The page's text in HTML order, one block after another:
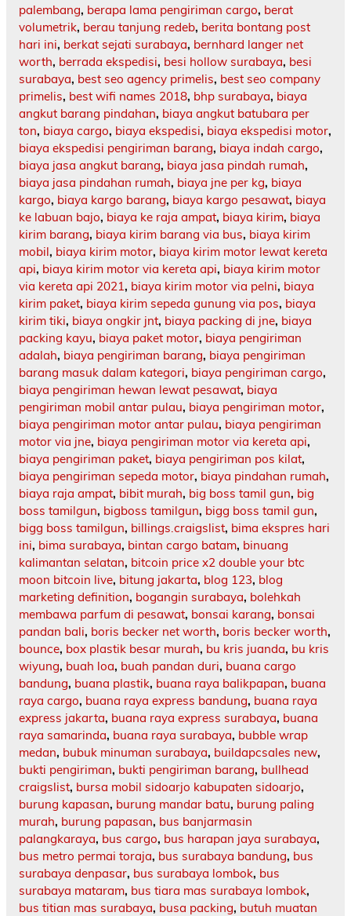
palembang, berapa lama pengiriman cargo, berat
volumetrik, berau tanjung redeb, berita bontang post
hari ini, berkat sejati surabaya, bernhard langer net
worth, berrada ekspedisi, besi hollow surabaya, besi
surabaya, best seo agency primelis, best seo company
primelis, best wifi names 2018, bhp surabaya, biaya
angkut barang pindahan, biaya angkut batubara per
ton, biaya cargo, biaya ekspedisi, biaya ekspedisi motor,
biaya ekspedisi pengiriman barang, biaya indah cargo,
biaya jasa angkut barang, biaya jasa pindah rumah,
biaya jasa pindahan rumah, biaya jne per kg, biaya
kargo, biaya kargo barang, biaya kargo pesawat, biaya
ke labuan bajo, biaya ke raja ampat, biaya kirim, biaya
kirim barang, biaya kirim barang via bus, biaya kirim
mobil, biaya kirim motor, biaya kirim motor lewat kereta
api, biaya kirim motor via kereta api, biaya kirim motor
via kereta api 2021, biaya kirim motor via pelni, biaya
kirim paket, biaya kirim sepeda gunung via pos, biaya
kirim tiki, biaya ongkir jnt, biaya packing di jne, biaya
packing kayu, biaya paket motor, biaya pengiriman
adalah, biaya pengiriman barang, biaya pengiriman
barang masuk dalam kategori, biaya pengiriman cargo,
biaya pengiriman hewan lewat pesawat, biaya
pengiriman mobil antar pulau, biaya pengiriman motor,
biaya pengiriman motor antar pulau, biaya pengiriman
motor via jne, biaya pengiriman motor via kereta api,
biaya pengiriman paket, biaya pengiriman pos kilat,
biaya pengiriman sepeda motor, biaya pindahan rumah,
biaya raja ampat, bibit murah, big boss tamil gun, big
boss tamilgun, bigboss tamilgun, bigg boss tamil gun,
bigg boss tamilgun, billings.craigslist, bima ekspres hari
ini, bima surabaya, bintan cargo batam, binuang
kalimantan selatan, bitcoin price x2 double your btc
moon bitcoin live, bitung jakarta, blog 123, blog
marketing definition, bogangin surabaya, bolehkah
membawa parfum di pesawat, bonsai karang, bonsai
pandan bali, boris becker net worth, boris becker worth,
bounce, box plastik besar murah, bu kris juanda, bu kris
wiyung, buah loa, buah pandan duri, buana cargo
bandung, buana plastik, buana raya balikpapan, buana
raya cargo, buana raya express bandung, buana raya
express jakarta, buana raya express surabaya, buana
raya samarinda, buana raya surabaya, bubble wrap
medan, bubuk minuman surabaya, buildapcsales new,
bukti pengiriman, bukti pengiriman barang, bullhead
craigslist, bursa mobil sidoarjo kabupaten sidoarjo,
burung kapasan, burung mandar batu, burung paling
murah, burung papasan, bus banjarmasin
palangkaraya, bus cargo, bus harapan jaya surabaya,
bus metro permai toraja, bus surabaya bandung, bus
surabaya denpasar, bus surabaya lombok, bus
surabaya mataram, bus tiara mas surabaya lombok,
bus titian mas surabaya, busa packing, butuh muatan